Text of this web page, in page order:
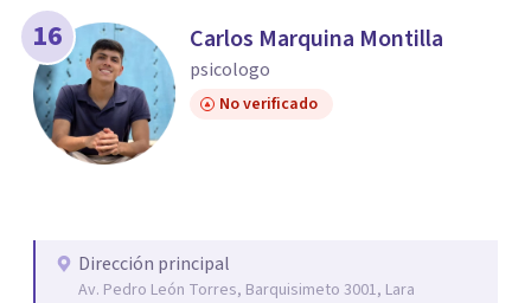
16 Carlos Marquina Montilla
psicologo
No verificado
Dirección principal
Av. Pedro León Torres, Barquisimeto 3001, Lara